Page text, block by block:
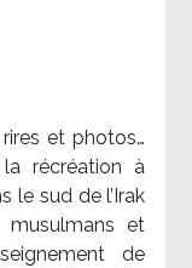
et photos…
la récréation à
le sud de l’Irak
et
de